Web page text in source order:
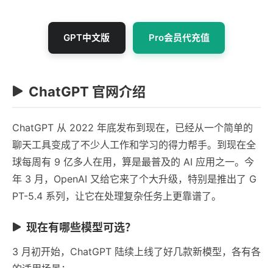
GPT中文版 Pro会员代充值
ChatGPT 官网介绍
ChatGPT 从 2022 年底发布到现在，已经从一个简单的
聊天工具变成了不少人工作和学习的得力帮手。到现在全
球每周有 9 亿多人在用，算是最普及的 AI 应用之一。今
年 3 月，OpenAI 又给它来了个大升级，特别是推出了 G
PT-5.4 系列，让它在处理复杂任务上更靠谱了。
现在有哪些模型可选？
3 月初开始，ChatGPT 陆续上线了好几款新模型，各有各